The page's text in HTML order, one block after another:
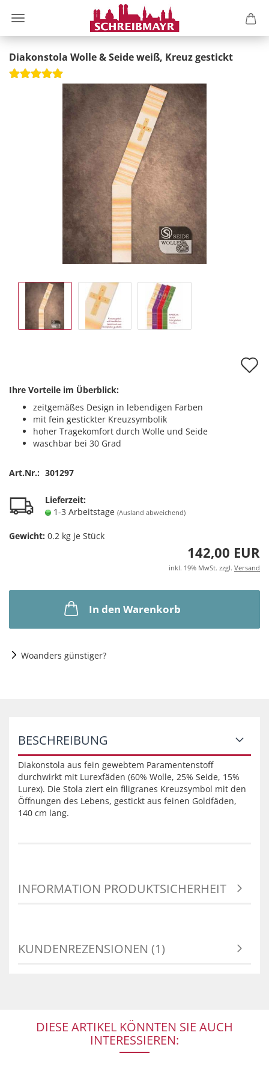
Diakonstola Wolle & Seide weiß, Kreuz gestickt
Ihre Vorteile im Überblick:
zeitgemäßes Design in lebendigen Farben
mit fein gestickter Kreuzsymbolik
hoher Tragekomfort durch Wolle und Seide
waschbar bei 30 Grad
Art.Nr.: 301297
Lieferzeit:
1-3 Arbeitstage (Ausland abweichend)
Gewicht: 0.2 kg je Stück
142,00 EUR
inkl. 19% MwSt. zzgl. Versand
In den Warenkorb
Woanders günstiger?
BESCHREIBUNG
Diakonstola aus fein gewebtem Paramentenstoff
durchwirkt mit Lurexfäden (60% Wolle, 25% Seide, 15%
Lurex). Die Stola ziert ein filigranes Kreuzsymbol mit den
Öffnungen des Lebens, gestickt aus feinen Goldfäden,
140 cm lang.
INFORMATION PRODUKTSICHERHEIT
KUNDENREZENSIONEN (1)
DIESE ARTIKEL KÖNNTEN SIE AUCH
INTERESSIEREN: